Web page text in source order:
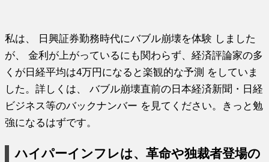
私は、 日興証券勤務時代にバブル崩壊を体験 しました
が、 金利が上がっているにも関わらず、経済評論家の多
くが日経平均は4万円になると楽観的な予測 をしていま
した。詳しくは、 バブル崩壊直前の日本経済新聞・日経
ビジネス等のバックナンバー を見てください。きっと勉
強になるはずです。
ハイパーインフレは、革命や独裁者登場の